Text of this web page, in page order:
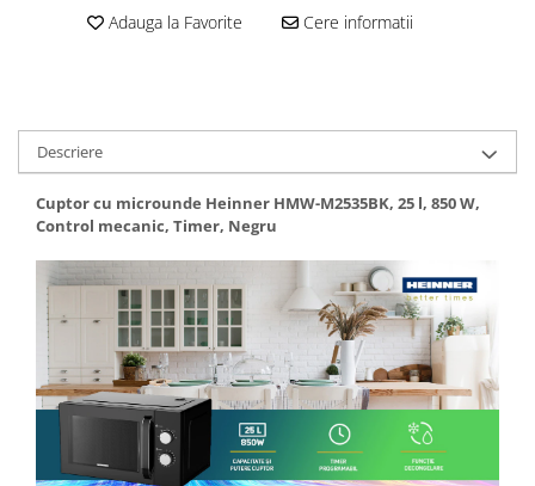
Casa si bucatarie
Accesorii chiuveta
Accesorii decoratiuni
Ceasuri
Cosuri decor
cutie bijuteriie
Difuzor arome
Lumanari
Potpourri
Adauga la Favorite Cere informatii
Descriere
Cuptor cu microunde Heinner HMW-M2535BK, 25 l, 850 W,
Control mecanic, Timer, Negru